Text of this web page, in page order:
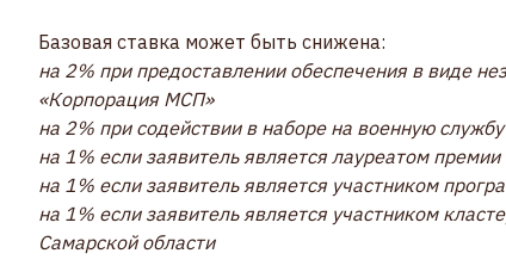
Базовая ставка может быть снижена:
на 2% при предоставлении обеспечения в виде
«Корпорация МСП»
на 2% при содействии в наборе на военную службу
на 1% если заявитель является лауреатом
на 1% если заявитель является участником
на 1% если заявитель является участником
Самарской области